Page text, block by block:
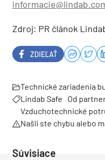
Zdroj: PR článok
ZDIEĽAŤ
Technické zariadenia
Lindab Safe
Od
Vzduchotechnické
Našli ste chybu alebo
Súvisiace